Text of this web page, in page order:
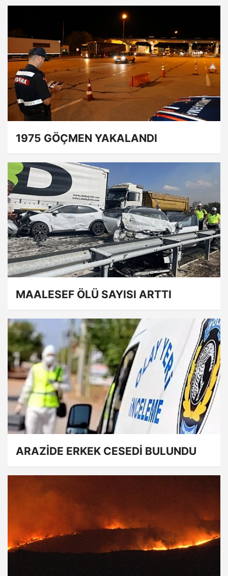
1975 GÖÇMEN YAKALANDI
MAALESEF ÖLÜ SAYISI ARTTI
ARAZİDE ERKEK CESEDİ BULUNDU